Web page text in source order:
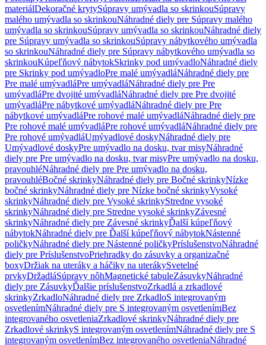
materiálDekoračné krytySúpravy umývadla so skrinkouSúpravy
malého umývadla so skrinkouNáhradné diely pre Súpravy malého
umývadla so skrinkouSúpravy umývadla so skrinkouNáhradné diely
pre Súpravy umývadla so skrinkouSúpravy nábytkového umývadla
so skrinkouNáhradné diely pre Súpravy nábytkového umývadla so
skrinkouKúpeľňový nábytokSkrinky pod umývadloNáhradné diely
pre Skrinky pod umývadloPre malé umývadláNáhradné diely pre
Pre malé umývadláPre umývadláNáhradné diely pre Pre
umývadláPre dvojité umývadláNáhradné diely pre Pre dvojité
umývadláPre nábytkové umývadláNáhradné diely pre Pre
nábytkové umývadláPre rohové malé umývadláNáhradné diely pre
Pre rohové malé umývadláPre rohové umývadláNáhradné diely pre
Pre rohové umývadláUmývadlové doskyNáhradné diely pre
Umývadlové doskyPre umývadlo na dosku, tvar misyNáhradné
diely pre Pre umývadlo na dosku, tvar misyPre umývadlo na dosku,
pravouhléNáhradné diely pre Pre umývadlo na dosku,
pravouhléBočné skrinkyNáhradné diely pre Bočné skrinkyNízke
bočné skrinkyNáhradné diely pre Nízke bočné skrinkyVysoké
skrinkyNáhradné diely pre Vysoké skrinkyStredne vysoké
skrinkyNáhradné diely pre Stredne vysoké skrinkyZávesné
skrinkyNáhradné diely pre Závesné skrinkyĎalší kúpeľňový
nábytokNáhradné diely pre Ďalší kúpeľňový nábytokNástenné
poličkyNáhradné diely pre Nástenné poličkyPríslušenstvoNáhradné
diely pre PríslušenstvoPriehradky do zásuvky a organizačné
boxyDržiak na uteráky a háčiky na uterákySvetelné
prvkyDržadláSúpravy nôhMagnetické tabuleZásuvkyNáhradné
diely pre ZásuvkyĎalšie príslušenstvoZrkadlá a zrkadlové
skrinkyZrkadloNáhradné diely pre ZrkadloS integrovaným
osvetlenímNáhradné diely pre S integrovaným osvetlenímBez
integrovaného osvetleniaZrkadlové skrinkyNáhradné diely pre
Zrkadlové skrinkyS integrovaným osvetlenímNáhradné diely pre S
integrovaným osvetlenímBez integrovaného osvetleniaNáhradné